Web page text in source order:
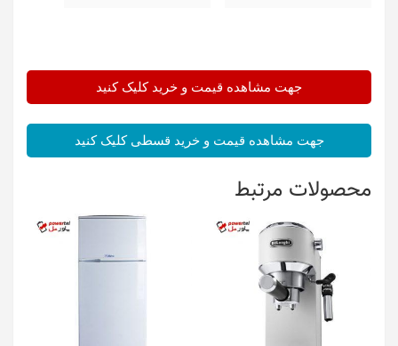
جهت مشاهده قیمت و خرید کلیک کنید
جهت مشاهده قیمت و خرید قسطی کلیک کنید
محصولات مرتبط